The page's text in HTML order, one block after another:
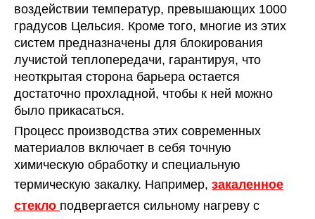
воздействии температур, превышающих 1000
градусов Цельсия. Кроме того, многие из этих
систем предназначены для блокирования
лучистой теплопередачи, гарантируя, что
неоткрытая сторона барьера остается
достаточно прохладной, чтобы к ней можно
было прикасаться.
Процесс производства этих современных
материалов включает в себя точную
химическую обработку и специальную
термическую закалку. Например, закаленное
стекло подвергается сильному нагреву с